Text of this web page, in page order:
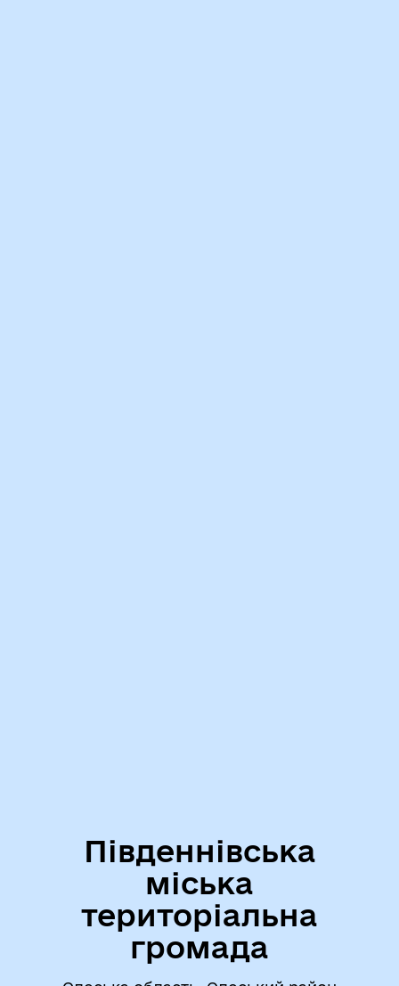
Південнівська
міська
територіальна
громада